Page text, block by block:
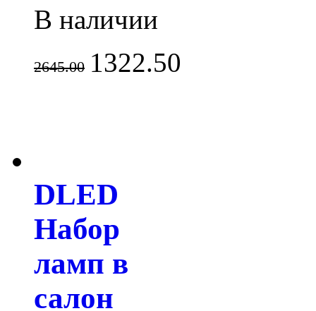
В наличии
2645.00 1322.50
DLED
Набор
ламп в
салон